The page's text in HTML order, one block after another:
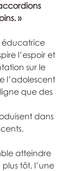
»
éducatrice
l’espoir et
sur le
l’adolescent
que des
dans
atteindre
tôt, l’une